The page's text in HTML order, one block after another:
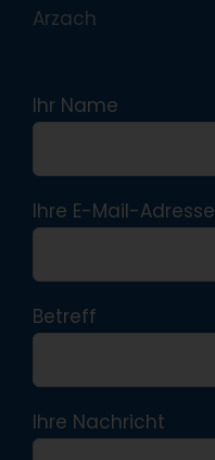
Arzach
Ihr Name
Ihre E-Mail-Adresse
Betreff
Ihre Nachricht